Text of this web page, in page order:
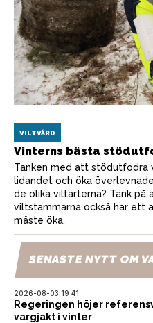
VILTVÅRD
Vinterns bästa
Tanken med att
lidandet och öka
de olika viltarterna? Tänk på
viltstammarna också har ett
måste öka.
SENASTE NYTT OM
2026-08-03 19:41
Regeringen höjer
vargjakt i vinter